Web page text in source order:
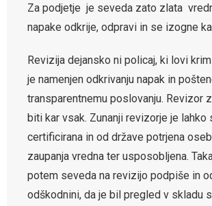
Za podjetje je seveda zato zlata
napake odkrije, odpravi in se izogne
Revizija dejansko ni policaj, ki lovi
je namenjen odkrivanju napak in
transparentnemu poslovanju. Revizor
biti kar vsak. Zunanji revizorje je lahko
certificirana in od države potrjena
zaupanja vredna ter usposobljena.
potem seveda na revizijo podpiše in
odškodnini, da je bil pregled v skladu